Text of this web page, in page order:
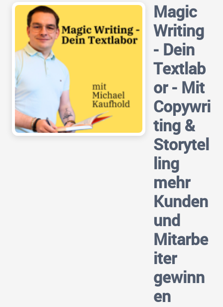
Magic
Writing
- Dein
Textlab
or - Mit
Copywri
ting &
Storytel
ling
mehr
Kunden
und
Mitarbe
iter
gewinn
en